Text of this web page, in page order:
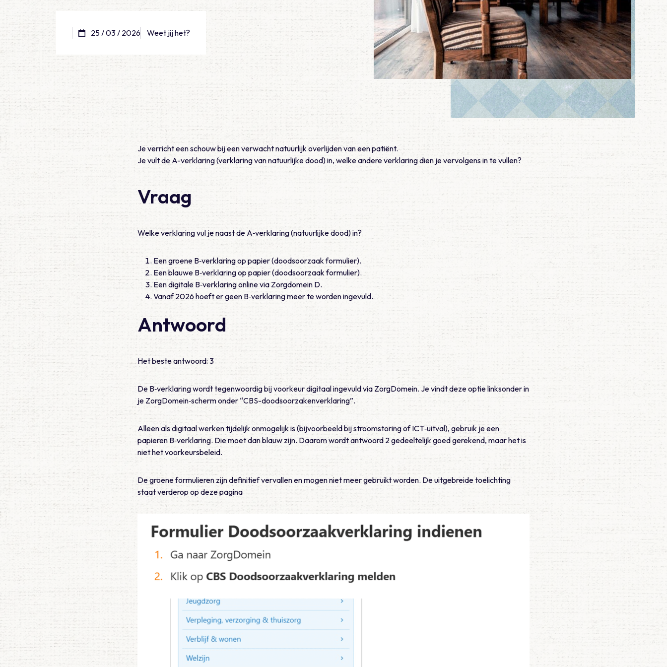
25 / 03 / 2026 Weet jij het?
Je verricht een schouw bij een verwacht natuurlijk overlijden van een patiënt.
Je vult de A-verklaring (verklaring van natuurlijke dood) in, welke andere verklaring dien je vervolgens in te vullen?
Vraag
Welke verklaring vul je naast de A‑verklaring (natuurlijke dood) in?
Een groene B‑verklaring op papier (doodsoorzaak formulier).
Een blauwe B‑verklaring op papier (doodsoorzaak formulier).
Een digitale B‑verklaring online via Zorgdomein D.
Vanaf 2026 hoeft er geen B‑verklaring meer te worden ingevuld.
Antwoord
Het beste antwoord: 3
De B‑verklaring wordt tegenwoordig bij voorkeur digitaal ingevuld via ZorgDomein. Je vindt deze optie linksonder in
je ZorgDomein‑scherm onder “CBS-doodsoorzakenverklaring”.
Alleen als digitaal werken tijdelijk onmogelijk is (bijvoorbeeld bij stroomstoring of ICT‑uitval), gebruik je een
papieren B‑verklaring. Die moet dan blauw zijn. Daarom wordt antwoord 2 gedeeltelijk goed gerekend, maar het is
niet het voorkeursbeleid.
De groene formulieren zijn definitief vervallen en mogen niet meer gebruikt worden. De uitgebreide toelichting
staat verderop op deze pagina